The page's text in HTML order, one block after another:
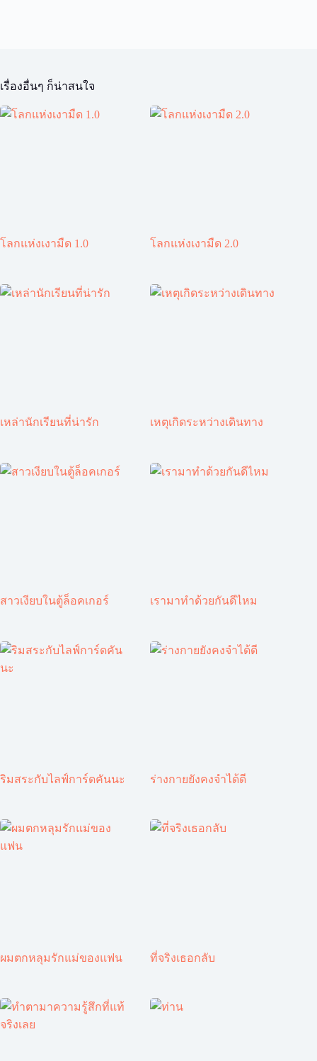
เรื่องอื่นๆ ก็น่าสนใจ
โลกแห่งเงามืด 1.0 โลกแห่งเงามืด 2.0
เหล่านักเรียนที่น่ารัก เหตุเกิดระหว่างเดินทาง
สาวเงียบในตู้ล็อคเกอร์ เรามาทำด้วยกันดีไหม
ริมสระกับไลฟ์การ์ดคันนะ ร่างกายยังคงจำได้ดี
ผมตกหลุมรักแม่ของแฟน ที่จริงเธอกลับ